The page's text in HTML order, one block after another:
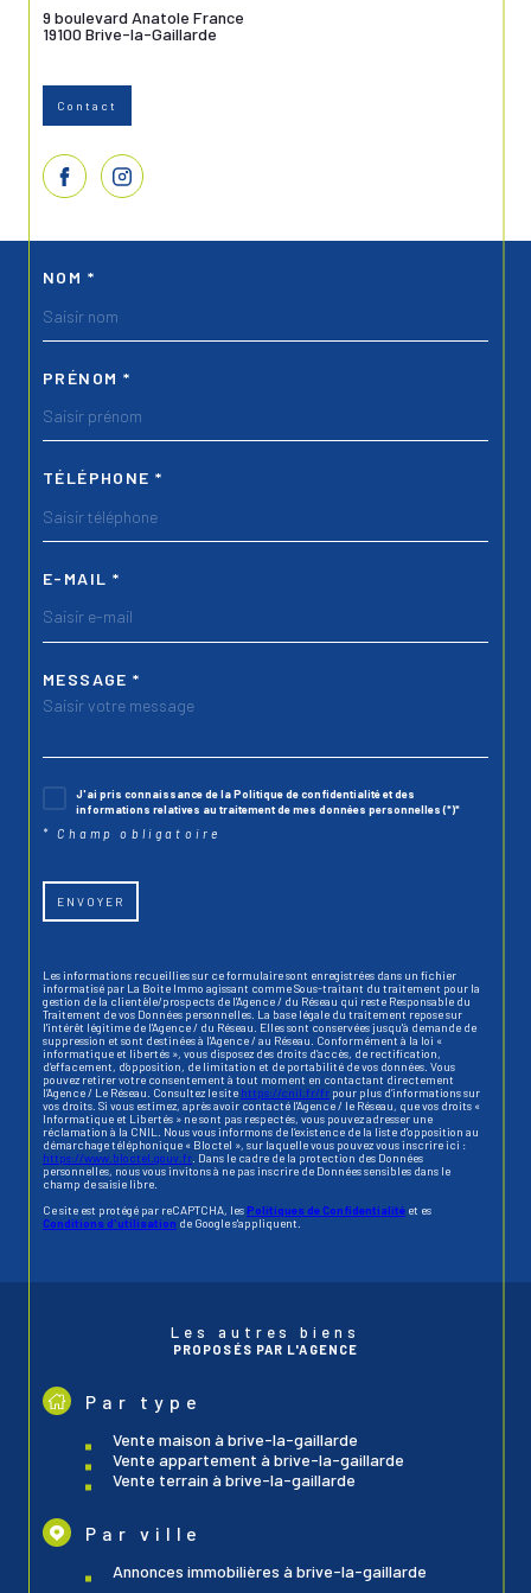
NOM *
PRÉNOM *
TÉLÉPHONE *
E-MAIL *
MESSAGE *
J'ai pris connaissance de la Politique de confidentialité et des
informations relatives au traitement de mes données personnelles (*)*
* Champ obligatoire
ENVOYER
Les informations recueillies sur ce formulaire sont enregistrées dans un fichier
informatisé par La Boite Immo agissant comme Sous-traitant du traitement pour la
gestion de la clientèle/prospects de l'Agence / du Réseau qui reste Responsable du
Traitement de vos Données personnelles. La base légale du traitement repose sur
l'intérêt légitime de l'Agence / du Réseau. Elles sont conservées jusqu'à demande de
suppression et sont destinées à l'Agence / au Réseau. Conformément à la loi «
informatique et libertés », vous disposez des droits d’accès, de rectification,
d’effacement, d’opposition, de limitation et de portabilité de vos données. Vous
pouvez retirer votre consentement à tout moment en contactant directement
l’Agence / Le Réseau. Consultez le site https://cnil.fr/fr pour plus d’informations sur
vos droits. Si vous estimez, après avoir contacté l'Agence / le Réseau, que vos droits «
Informatique et Libertés » ne sont pas respectés, vous pouvez adresser une
réclamation à la CNIL. Nous vous informons de l’existence de la liste d'opposition au
démarchage téléphonique « Bloctel », sur laquelle vous pouvez vous inscrire ici :
https://www.bloctel.gouv.fr . Dans le cadre de la protection des Données
personnelles, nous vous invitons à ne pas inscrire de Données sensibles dans le
champ de saisie libre.
Ce site est protégé par reCAPTCHA, lesPolitiques de Confidentialité et es
Conditions d'utilisation de Google s'appliquent.
9 boulevard Anatole France
19100
Brive-la-Gaillarde
Contact
Les autres biens
PROPOSÉS PAR L'AGENCE
Par type
vente maison à brive-la-gaillarde
vente appartement à brive-la-gaillarde
vente terrain à brive-la-gaillarde
Par ville
annonces immobilières à brive-la-gaillarde